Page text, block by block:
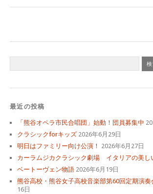
最近の投稿
「熊谷オペラ市民合唱団」始動！団員募集中
クラシックforキッズ 2026年6月29日
明日はファミリー向け公演！ 2026年6月27日
カーラムジカクラシック劇場 イタリアの美し
ベートーヴェン物語 2026年6月19日
熊谷高校・熊谷女子高校音楽部第60回定期演
16日